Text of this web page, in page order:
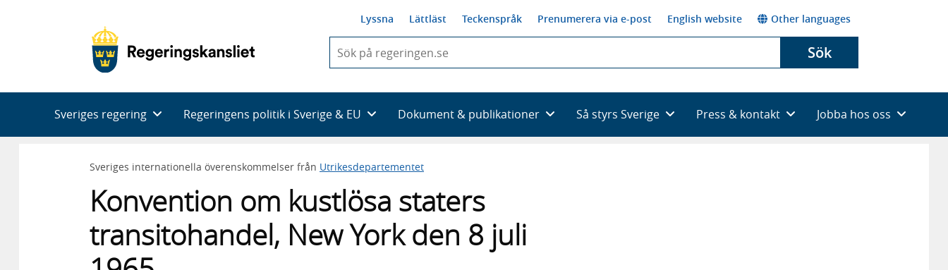
Lyssna Lättläst Teckenspråk Prenumerera via e-post English website Other languages
du
skriva
framträder
en
med
Sök
Sveriges regering Regeringens politik i Sverige & EU Dokument & publikationer Så styrs Sverige Press & kontakt Jobba hos oss
Sveriges internationella överenskommelser från Utrikesdepartementet
Konvention om kustlösa staters
transitohandel, New York den 8 juli